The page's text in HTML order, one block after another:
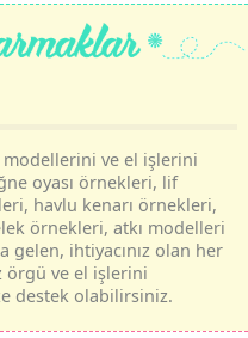
ve el işlerini
oyası örnekleri, lif
havlu kenarı örnekleri,
örnekleri, atkı modelleri
gelen, ihtiyacınız olan her
örgü ve el işlerini
destek olabilirsiniz.